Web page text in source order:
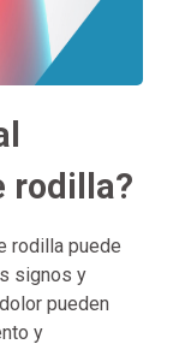
rodilla?
rodilla puede
signos y
pueden
y